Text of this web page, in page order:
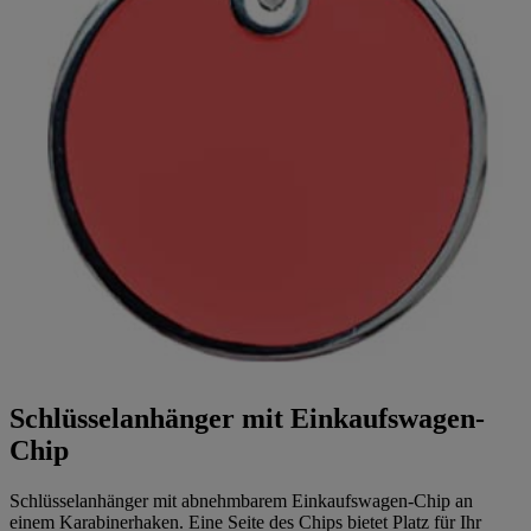
Schlüsselanhänger mit Einkaufswagen-
Chip
Schlüsselanhänger mit abnehmbarem Einkaufswagen-Chip an
einem Karabinerhaken. Eine Seite des Chips bietet Platz für Ihr